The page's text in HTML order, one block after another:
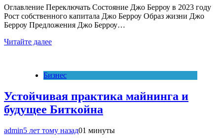
Оглавление Переключать Состояние Джо Берроу в 2023 году
Рост собственного капитала Джо Берроу Образ жизни Джо
Берроу Предложения Джо Берроу…
Читайте далее
Бизнес
Устойчивая практика майнинга и
будущее Биткойна
admin5 лет тому назад01 минуты